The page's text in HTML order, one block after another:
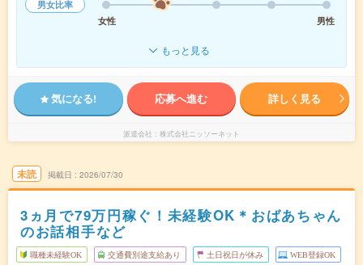
男女比率
女性
男性
もっと見る
気になる! 応募へ進む 詳しく見る
派遣会社 株式会社ニッソーネット
未読 掲載日 2026/07/30
3ヵ月で79万円稼ぐ！未経験OK＊おばあちゃん
のお話相手など
職種未経験OK 交通費別途支給あり 土日祝日が休み WEB登録OK